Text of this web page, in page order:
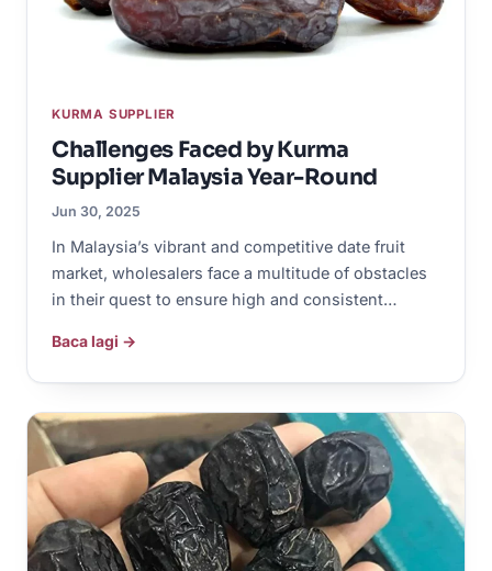
KURMA SUPPLIER
Challenges Faced by Kurma
Supplier Malaysia Year-Round
Jun 30, 2025
In Malaysia’s vibrant and competitive date fruit
market, wholesalers face a multitude of obstacles
in their quest to ensure high and consistent…
Baca lagi →